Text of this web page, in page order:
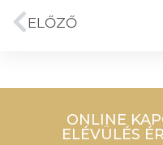
ELŐZŐ
ONLINE
ELÉVÜLÉS